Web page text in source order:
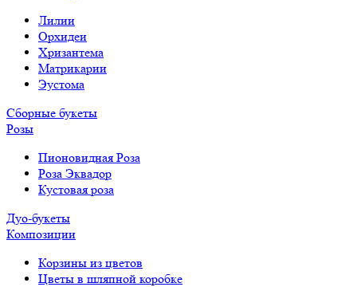
Лилии
Орхидеи
Хризантема
Матрикарии
Эустома
Сборные букеты
Розы
Пионовидная Роза
Роза Эквадор
Кустовая роза
Дуо-букеты
Композиции
Корзины из цветов
Цветы в шляпной коробке